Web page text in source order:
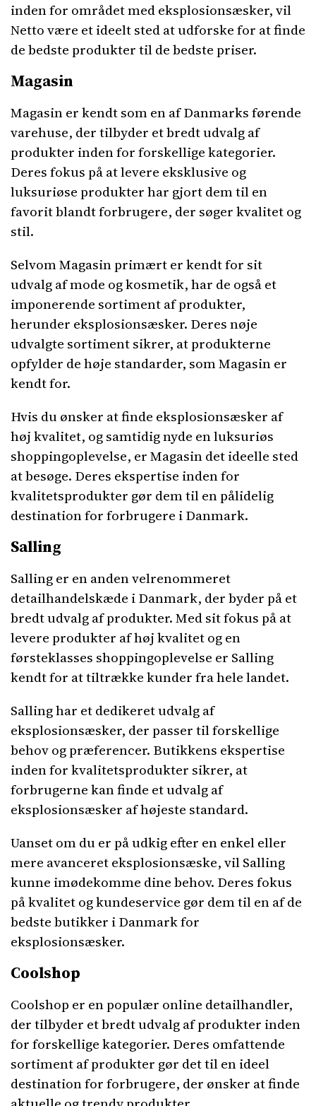
inden for området med eksplosionsæsker, vil
Netto være et ideelt sted at udforske for at finde
de bedste produkter til de bedste priser.
Magasin
Magasin er kendt som en af ​​Danmarks førende
varehuse, der tilbyder et bredt udvalg af
produkter inden for forskellige kategorier.
Deres fokus på at levere eksklusive og
luksuriøse produkter har gjort dem til en
favorit blandt forbrugere, der søger kvalitet og
stil.
Selvom Magasin primært er kendt for sit
udvalg af mode og kosmetik, har de også et
imponerende sortiment af produkter,
herunder eksplosionsæsker. Deres nøje
udvalgte sortiment sikrer, at produkterne
opfylder de høje standarder, som Magasin er
kendt for.
Hvis du ønsker at finde eksplosionsæsker af
høj kvalitet, og samtidig nyde en luksuriøs
shoppingoplevelse, er Magasin det ideelle sted
at besøge. Deres ekspertise inden for
kvalitetsprodukter gør dem til en pålidelig
destination for forbrugere i Danmark.
Salling
Salling er en anden velrenommeret
detailhandelskæde i Danmark, der byder på et
bredt udvalg af produkter. Med sit fokus på at
levere produkter af høj kvalitet og en
førsteklasses shoppingoplevelse er Salling
kendt for at tiltrække kunder fra hele landet.
Salling har et dedikeret udvalg af
eksplosionsæsker, der passer til forskellige
behov og præferencer. Butikkens ekspertise
inden for kvalitetsprodukter sikrer, at
forbrugerne kan finde et udvalg af
eksplosionsæsker af højeste standard.
Uanset om du er på udkig efter en enkel eller
mere avanceret eksplosionsæske, vil Salling
kunne imødekomme dine behov. Deres fokus
på kvalitet og kundeservice gør dem til en af ​​de
bedste butikker i Danmark for
eksplosionsæsker.
Coolshop
Coolshop er en populær online detailhandler,
der tilbyder et bredt udvalg af produkter inden
for forskellige kategorier. Deres omfattende
sortiment af produkter gør det til en ideel
destination for forbrugere, der ønsker at finde